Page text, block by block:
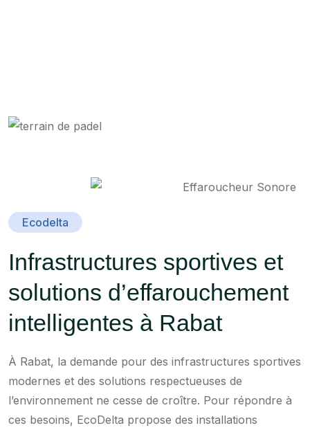
Ecodelta
Infrastructures sportives et
solutions d’effarouchement
intelligentes à Rabat
À Rabat, la demande pour des infrastructures sportives
modernes et des solutions respectueuses de
l’environnement ne cesse de croître. Pour répondre à
ces besoins, EcoDelta propose des installations